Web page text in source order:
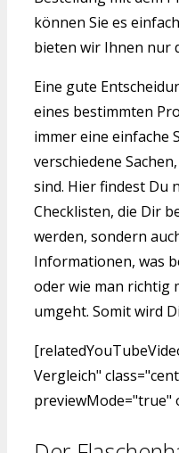
können Sie es
bieten wir Ihnen nur
Eine gute
eines bestimmten
immer eine einfache
verschiedene
sind. Hier findest Du
Checklisten, die Dir
werden, sondern
Informationen, was
oder wie man richtig
umgeht. Somit wird
Vergleich"
previewMode="true"